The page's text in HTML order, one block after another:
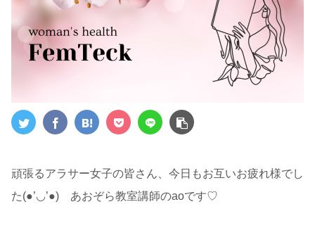
頑張るアラサー女子の皆さん、今日もお互いお疲れ様でし
た(●’◡’●) あおぞら教室講師のaoです♡